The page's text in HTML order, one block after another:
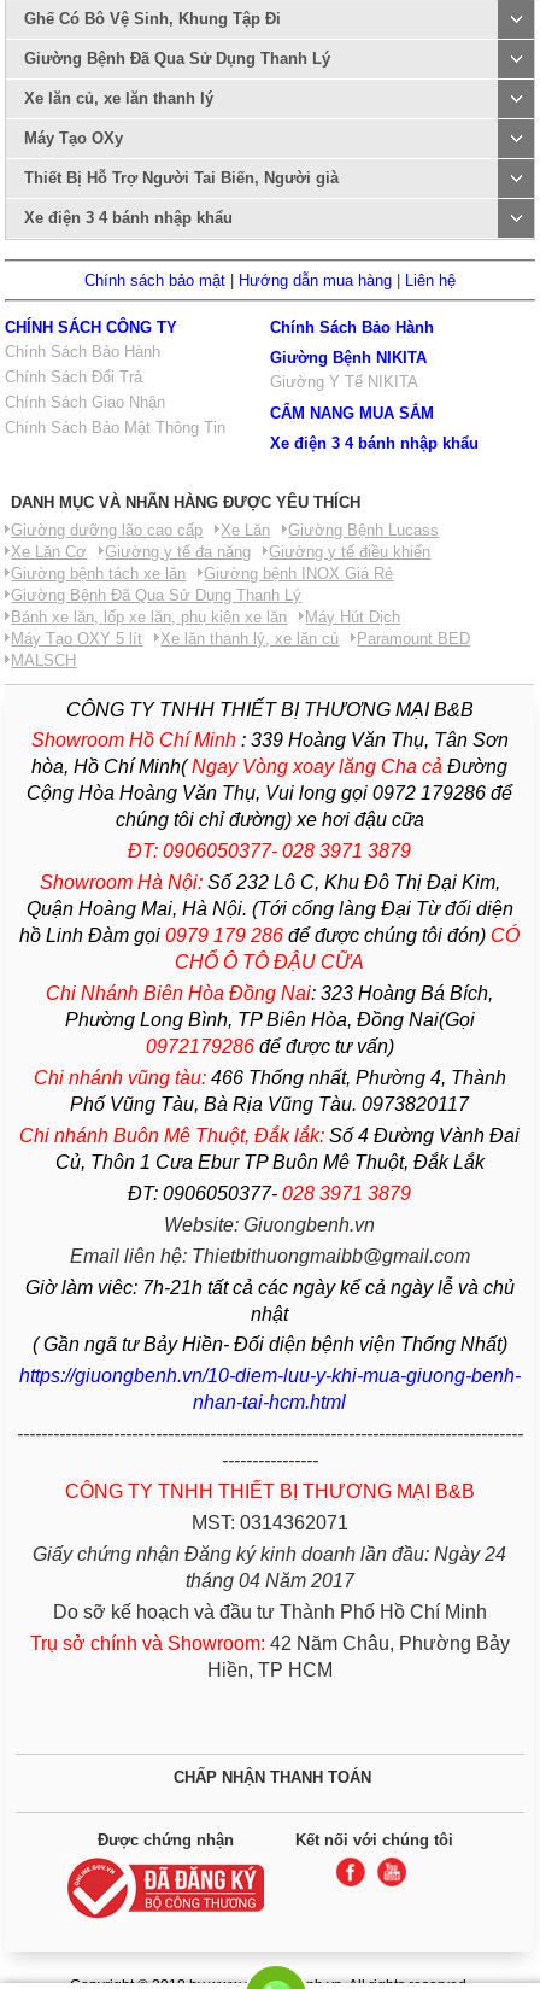
Ghế Có Bô Vệ Sinh, Khung Tập Đi
Giường Bệnh Đã Qua Sử Dụng Thanh Lý
Xe lăn củ, xe lăn thanh lý
Máy Tạo OXy
Thiết Bị Hỗ Trợ Người Tai Biến, Người già
Xe điện 3 4 bánh nhập khẩu
Chính sách bảo mật | Hướng dẫn mua hàng | Liên hệ
CHÍNH SÁCH CÔNG TY
Chính Sách Bảo Hành
Chính Sách Đổi Trả
Chính Sách Giao Nhận
Chính Sách Bảo Mật Thông Tin
Chính Sách Bảo Hành
Giường Bệnh NIKITA
Giường Y Tế NIKITA
CẨM NANG MUA SẮM
Xe điện 3 4 bánh nhập khẩu
DANH MỤC VÀ NHÃN HÀNG ĐƯỢC YÊU THÍCH
Giường dưỡng lão cao cấp
Xe Lăn
Giường Bệnh Lucass
Xe Lăn Cơ
Giường y tế đa năng
Giường y tế điều khiển
Giường bệnh tách xe lăn
Giường bệnh INOX Giá Rẻ
Giường Bệnh Đã Qua Sử Dụng Thanh Lý
Bánh xe lăn, lốp xe lăn, phụ kiện xe lăn
Máy Hút Dịch
Máy Tạo OXY 5 lít
Xe lăn thanh lý, xe lăn củ
Paramount BED
MALSCH
CÔNG TY TNHH THIẾT BỊ THƯƠNG MẠI B&B
Showroom Hồ Chí Minh:339 Hoàng Văn Thụ, Tân Sơn
hòa, Hồ Chí Minh(Ngay Vòng xoay lăng Cha cả Đường
Cộng Hòa Hoàng Văn Thụ, Vui long gọi 0972 179286 để
chúng tôi chỉ đường) xe hơi đậu cữa
ĐT: 0906050377- 028 3971 3879
Showroom Hà Nội:Số 232 Lô C, Khu Đô Thị Đại Kim,
Quận Hoàng Mai, Hà Nội. (Tới cổng làng Đại Từ đối diện
hồ Linh Đàm gọi0979 179 286 để được chúng tôi đón) CÓ
CHỔ Ô TÔ ĐẬU CỮA
Chi Nhánh Biên Hòa Đồng Nai: 323 Hoàng Bá Bích,
Phường Long Bình, TP Biên Hòa, Đồng Nai(Gọi
0972179286để được tư vấn)
Chi nhánh vũng tàu:466 Thống nhất, Phường4, Thành
Phố Vũng Tàu, Bà Rịa Vũng Tàu. 0973820117
Chi nhánh Buôn Mê Thuột, Đắk lắk:Số 4 Đường Vành Đai
Củ, Thôn 1 Cưa Ebur TP Buôn Mê Thuột, Đắk Lắk
ĐT: 0906050377-028 3971 3879
Website: Giuongbenh.vn
Email liên hệ: Thietbithuongmaibb@gmail.com
Giờ làm viêc: 7h-21h tất cả các ngày kể cả ngày lễ và chủ
nhật
( Gần ngã tư Bảy Hiền- Đối diện bệnh viện Thống Nhất)
https://giuongbenh.vn/10-diem-luu-y-khi-mua-giuong-benh-
nhan-tai-hcm.html
------------------------------------------------------------------------------------
----------------
CÔNG TY TNHH THIẾT BỊ THƯƠNG MẠI B&B
MST: 0314362071
Giấy chứng nhận Đăng ký kinh doanh lần đầu: Ngày 24
tháng 04 Năm 2017
Do sỡ kế hoạch và đầu tư Thành Phố Hồ Chí Minh
Trụ sở chính và Showroom: 42 Năm Châu, Phường Bảy
Hiền, TP HCM
CHẤP NHẬN THANH TOÁN
Được chứng nhận Kết nối với chúng tôi
Copyright © 2018 by www.giuongbenh.vn. All rights reserved.